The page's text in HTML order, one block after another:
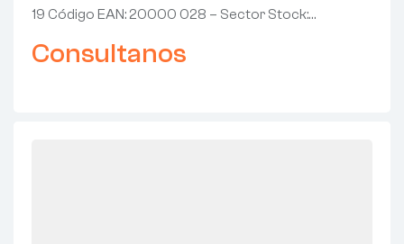
19 Código EAN: 20000 028 – Sector Stock:…
Consultanos